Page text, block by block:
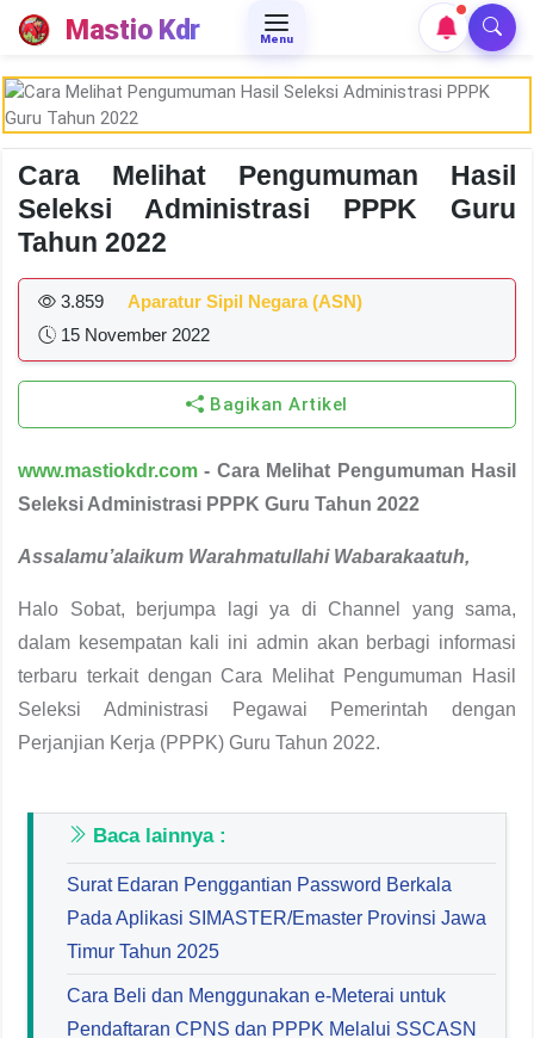
Mastio Kdr Menu
Cara Melihat Pengumuman Hasil
Seleksi Administrasi PPPK Guru
Tahun 2022
3.859
Aparatur Sipil Negara (ASN)
15 November 2022
Bagikan Artikel
www.mastiokdr.com - Cara Melihat Pengumuman Hasil
Seleksi Administrasi PPPK Guru Tahun 2022
Assalamu’alaikum Warahmatullahi Wabarakaatuh,
Halo Sobat, berjumpa lagi ya di Channel yang sama,
dalam kesempatan kali ini admin akan berbagi informasi
terbaru terkait dengan Cara Melihat Pengumuman Hasil
Seleksi Administrasi Pegawai Pemerintah dengan
Perjanjian Kerja (PPPK) Guru Tahun 2022.
Baca lainnya :
Surat Edaran Penggantian Password Berkala
Pada Aplikasi SIMASTER/Emaster Provinsi Jawa
Timur Tahun 2025
Cara Beli dan Menggunakan e-Meterai untuk
Pendaftaran CPNS dan PPPK Melalui SSCASN